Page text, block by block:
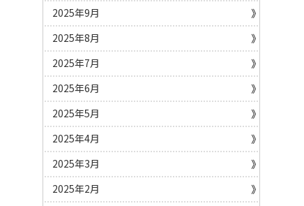
2025年9月
2025年8月
2025年7月
2025年6月
2025年5月
2025年4月
2025年3月
2025年2月